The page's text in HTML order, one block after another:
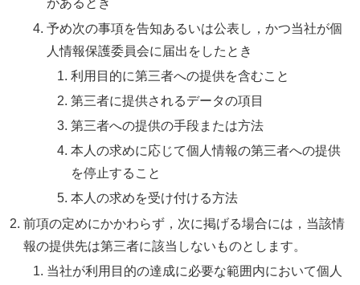
があるとき
予め次の事項を告知あるいは公表し，かつ当社が個
人情報保護委員会に届出をしたとき
利用目的に第三者への提供を含むこと
第三者に提供されるデータの項目
第三者への提供の手段または方法
本人の求めに応じて個人情報の第三者への提供
を停止すること
本人の求めを受け付ける方法
前項の定めにかかわらず，次に掲げる場合には，当該情
報の提供先は第三者に該当しないものとします。
当社が利用目的の達成に必要な範囲内において個人